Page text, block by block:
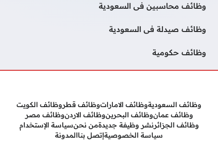
وظائف محاسبين فى السعودية
وظائف صيدلة فى السعودية
وظائف حكومية
وظائف السعوديةوظائف الاماراتوظائف قطروظائف الكويت
وظائف عمانوظائف البحرينوظائف الاردنوظائف مصر
وظائف الجزائرنشر وظيفة جديدةمن نحنسياسة الإستخدام
سياسة الخصوصيةإتصل بناالمدونة